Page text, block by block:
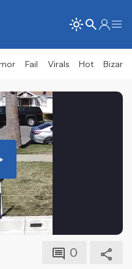
Fail Virals Hot Bizar
0